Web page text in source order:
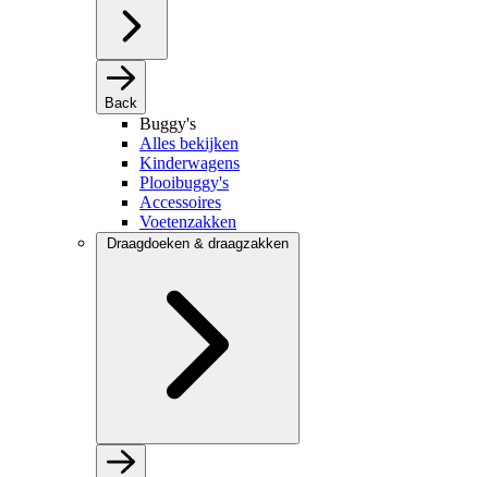
Back
Buggy's
Alles bekijken
Kinderwagens
Plooibuggy's
Accessoires
Voetenzakken
Draagdoeken & draagzakken